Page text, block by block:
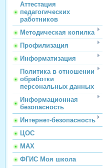
Аттестация
педагогических
работников
Методическая копилка
Профилизация
Информатизация
Политика в отношении
обработки
персональных данных
Информационная
безопасность
Интернет-безопасность
ЦОС
МАХ
ФГИС Моя школа